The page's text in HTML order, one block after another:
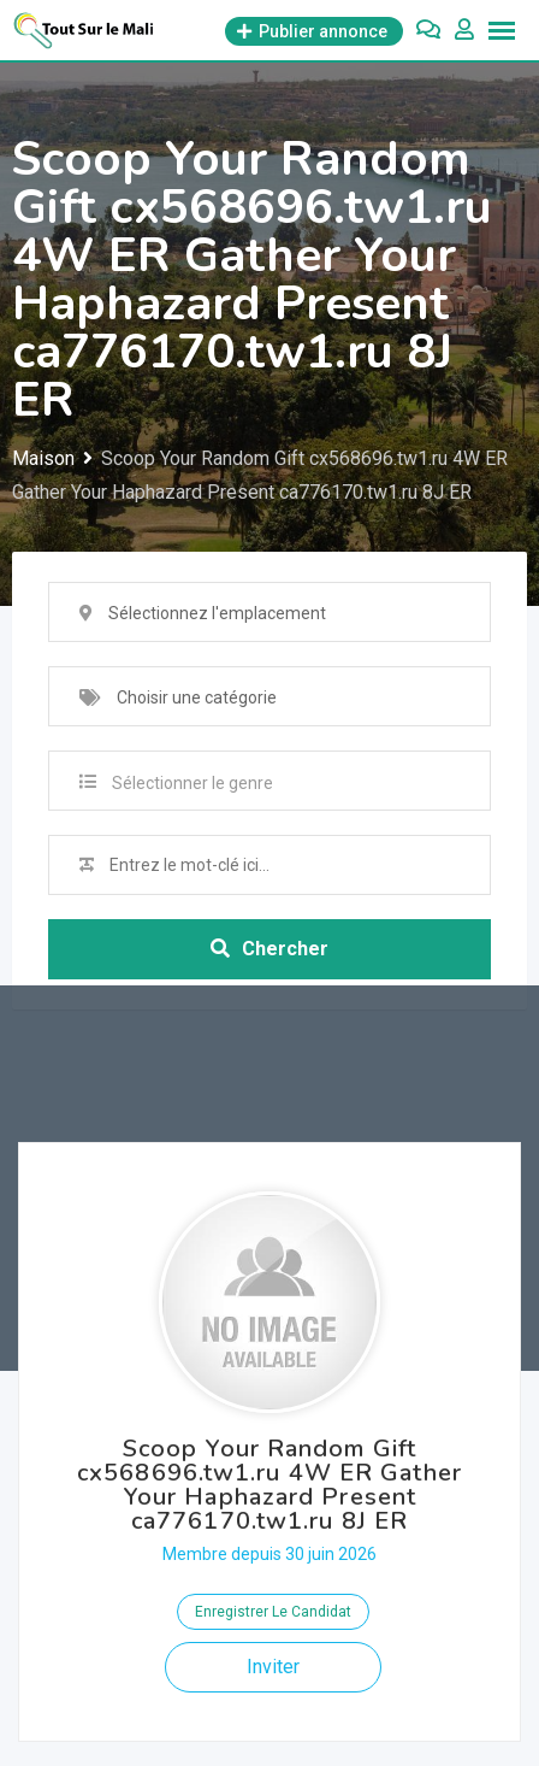
Aller
contenu
Publier annonce
Scoop Your Random
Gift cx568696.tw1.ru
4W ER Gather Your
Haphazard Present
ca776170.tw1.ru 8J
ER
Maison
Scoop Your Random Gift cx568696.tw1.ru 4W ER
Gather Your Haphazard Present ca776170.tw1.ru 8J ER
Sélectionnez l'emplacement
Choisir une catégorie
Sélectionner le genre
Chercher
Scoop Your Random Gift
cx568696.tw1.ru 4W ER Gather
Your Haphazard Present
ca776170.tw1.ru 8J ER
Membre depuis 30 juin 2026
Enregistrer Le Candidat
Inviter